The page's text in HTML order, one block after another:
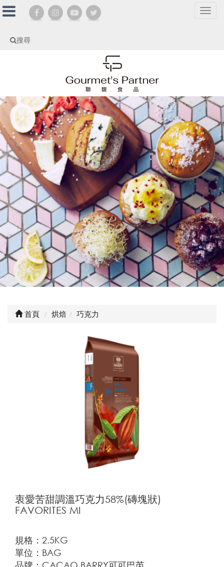
搜尋
選
首頁 烘焙 巧克力
衷愛苦甜調溫巧克力58%(磚塊狀)
FAVORITES MI
規格：2.5KG
單位：BAG